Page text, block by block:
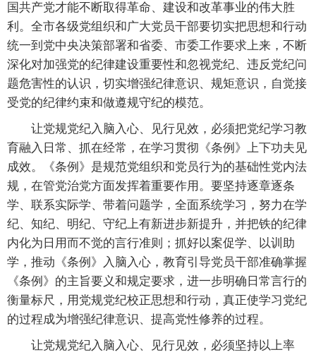
国共产党才能不断取得革命、建设和改革事业的伟大胜
利。全市各级党组织和广大党员干部要切实把思想和行动
统一到党中央决策部署和省委、市委工作要求上来，不断
深化对加强党的纪律建设重要性和忽视党纪、违反党纪问
题危害性的认识，切实增强纪律意识、规矩意识，自觉接
受党的纪律约束和做遵规守纪的模范。
让党规党纪入脑入心、见行见效，必须把党纪学习教
育融入日常、抓在经常，在学习贯彻《条例》上下功夫见
成效。《条例》是规范党组织和党员行为的基础性党内法
规，在管党治党方面发挥着重要作用。要坚持逐章逐条
学、联系实际学、带着问题学，全面系统学习，努力在学
纪、知纪、明纪、守纪上有新进步新提升，并把铁的纪律
内化为日用而不觉的言行准则；抓好以案促学、以训助
学，推动《条例》入脑入心，教育引导党员干部准确掌握
《条例》的主旨要义和规定要求，进一步明确日常言行的
衡量标尺，用党规党纪校正思想和行动，真正使学习党纪
的过程成为增强纪律意识、提高党性修养的过程。
让党规党纪入脑入心、见行见效，必须坚持以上率